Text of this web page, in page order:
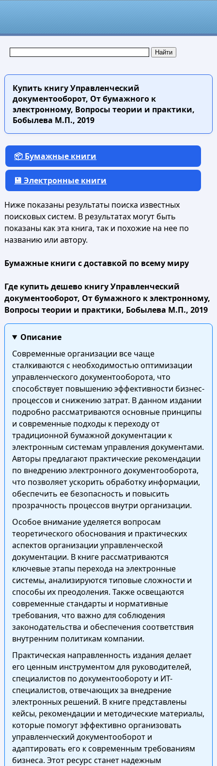
Купить книгуУправленческий
документооборот, От бумажного к
электронному, Вопросы теории и практики,
Бобылева М.П., 2019
📦 Бумажные книги
💾 Электронные книги
Ниже показаны результаты поиска известных
поисковых систем. В результатах могут быть
показаны как эта книга, так и похожие на нее по
названию или автору.
Бумажные книги с доставкой по всему миру
Где купить дешево книгу Управленческий
документооборот, От бумажного к электронному,
Вопросы теории и практики, Бобылева М.П., 2019
Описание
Современные организации все чаще
сталкиваются с необходимостью оптимизации
управленческого документооборота, что
способствует повышению эффективности бизнес-
процессов и снижению затрат. В данном издании
подробно рассматриваются основные принципы
и современные подходы к переходу от
традиционной бумажной документации к
электронным системам управления документами.
Авторы предлагают практические рекомендации
по внедрению электронного документооборота,
что позволяет ускорить обработку информации,
обеспечить ее безопасность и повысить
прозрачность процессов внутри организации.
Особое внимание уделяется вопросам
теоретического обоснования и практических
аспектов организации управленческой
документации. В книге рассматриваются
ключевые этапы перехода на электронные
системы, анализируются типовые сложности и
способы их преодоления. Также освещаются
современные стандарты и нормативные
требования, что важно для соблюдения
законодательства и обеспечения соответствия
внутренним политикам компании.
Практическая направленность издания делает
его ценным инструментом для руководителей,
специалистов по документообороту и ИТ-
специалистов, отвечающих за внедрение
электронных решений. В книге представлены
кейсы, рекомендации и методические материалы,
которые помогут эффективно организовать
управленческий документооборот и
адаптировать его к современным требованиям
бизнеса. Этот ресурс станет надежным